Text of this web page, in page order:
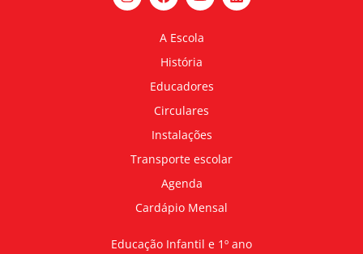
A Escola
História
Educadores
Circulares
Instalações
Transporte escolar
Agenda
Cardápio Mensal
Educação Infantil e 1º ano